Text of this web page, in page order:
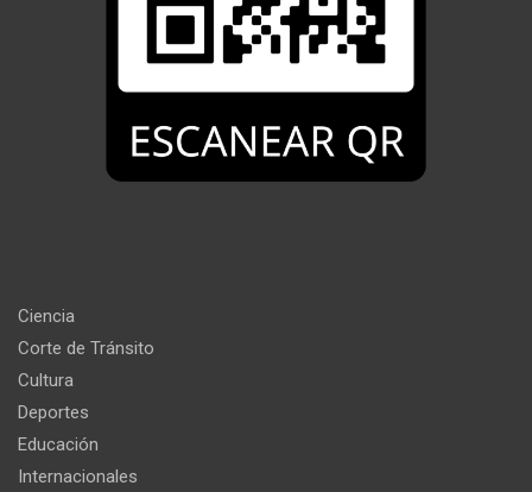
Ciencia
Corte de Tránsito
Cultura
Deportes
Educación
Internacionales